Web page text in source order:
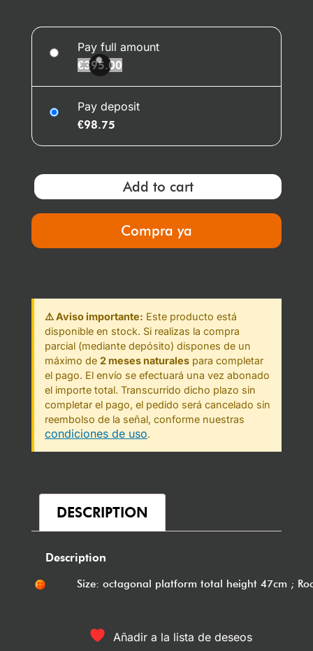
Pay full amount
€395.00
Pay deposit
€98.75
Add to cart
Compra ya
⚠️ Aviso importante: Este producto está
disponible en stock. Si realizas la compra
parcial (mediante depósito) dispones de un
máximo de 2 meses naturales para completar
el pago. El envío se efectuará una vez abonado
el importe total. Transcurrido dicho plazo sin
completar el pago, el pedido será cancelado sin
reembolso de la señal, conforme nuestras
condiciones de uso.
DESCRIPTION
Description
Size: octagonal platform total height 47cm ;
Añadir a la lista de deseos